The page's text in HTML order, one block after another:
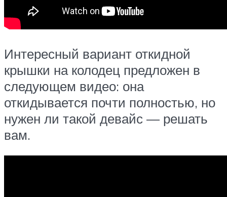
Интересный вариант откидной
крышки на колодец предложен в
следующем видео: она
откидывается почти полностью, но
нужен ли такой девайс — решать
вам.